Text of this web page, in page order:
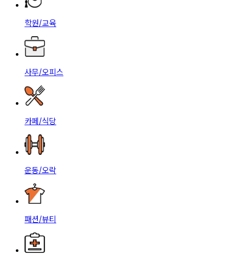
학원/교육
사무/오피스
카페/식당
운동/오락
패션/뷰티